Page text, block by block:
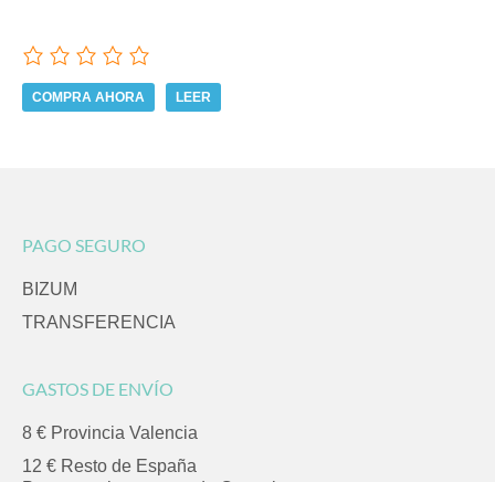
COMPRA AHORA LEER
PAGO SEGURO
BIZUM
TRANSFERENCIA
GASTOS DE ENVÍO
8 € Provincia Valencia
12 € Resto de España